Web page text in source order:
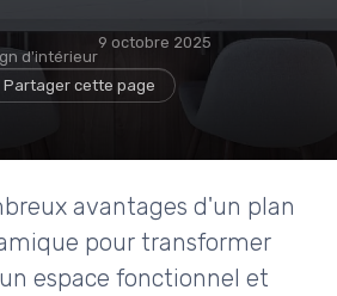
d'intérieur
9 octobre 2025
Partager cette page
avantages d'un plan
pour transformer
espace fonctionnel et